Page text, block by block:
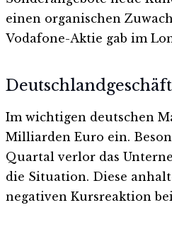
einen organischen
Vodafone-Aktie gab im
Im wichtigen deutschen
Milliarden Euro ein.
Quartal verlor das
die Situation. Diese
negativen Kursreaktion